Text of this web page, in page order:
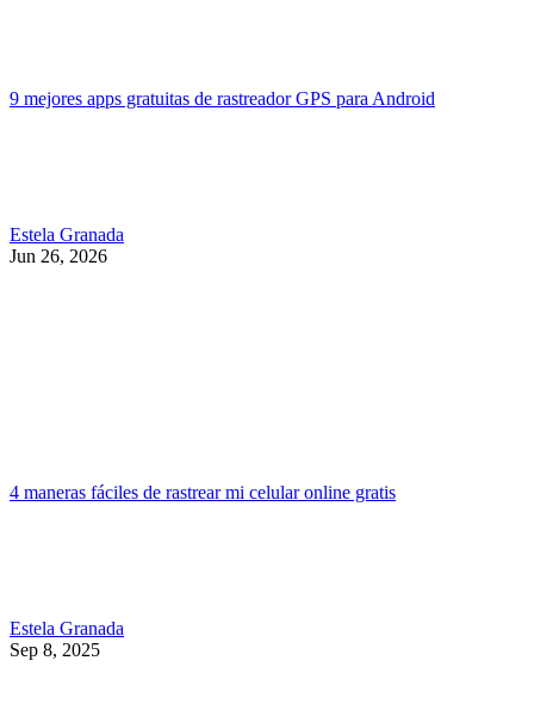
9 mejores apps gratuitas de rastreador GPS para Android
Estela Granada
Jun 26, 2026
4 maneras fáciles de rastrear mi celular online gratis
Estela Granada
Sep 8, 2025